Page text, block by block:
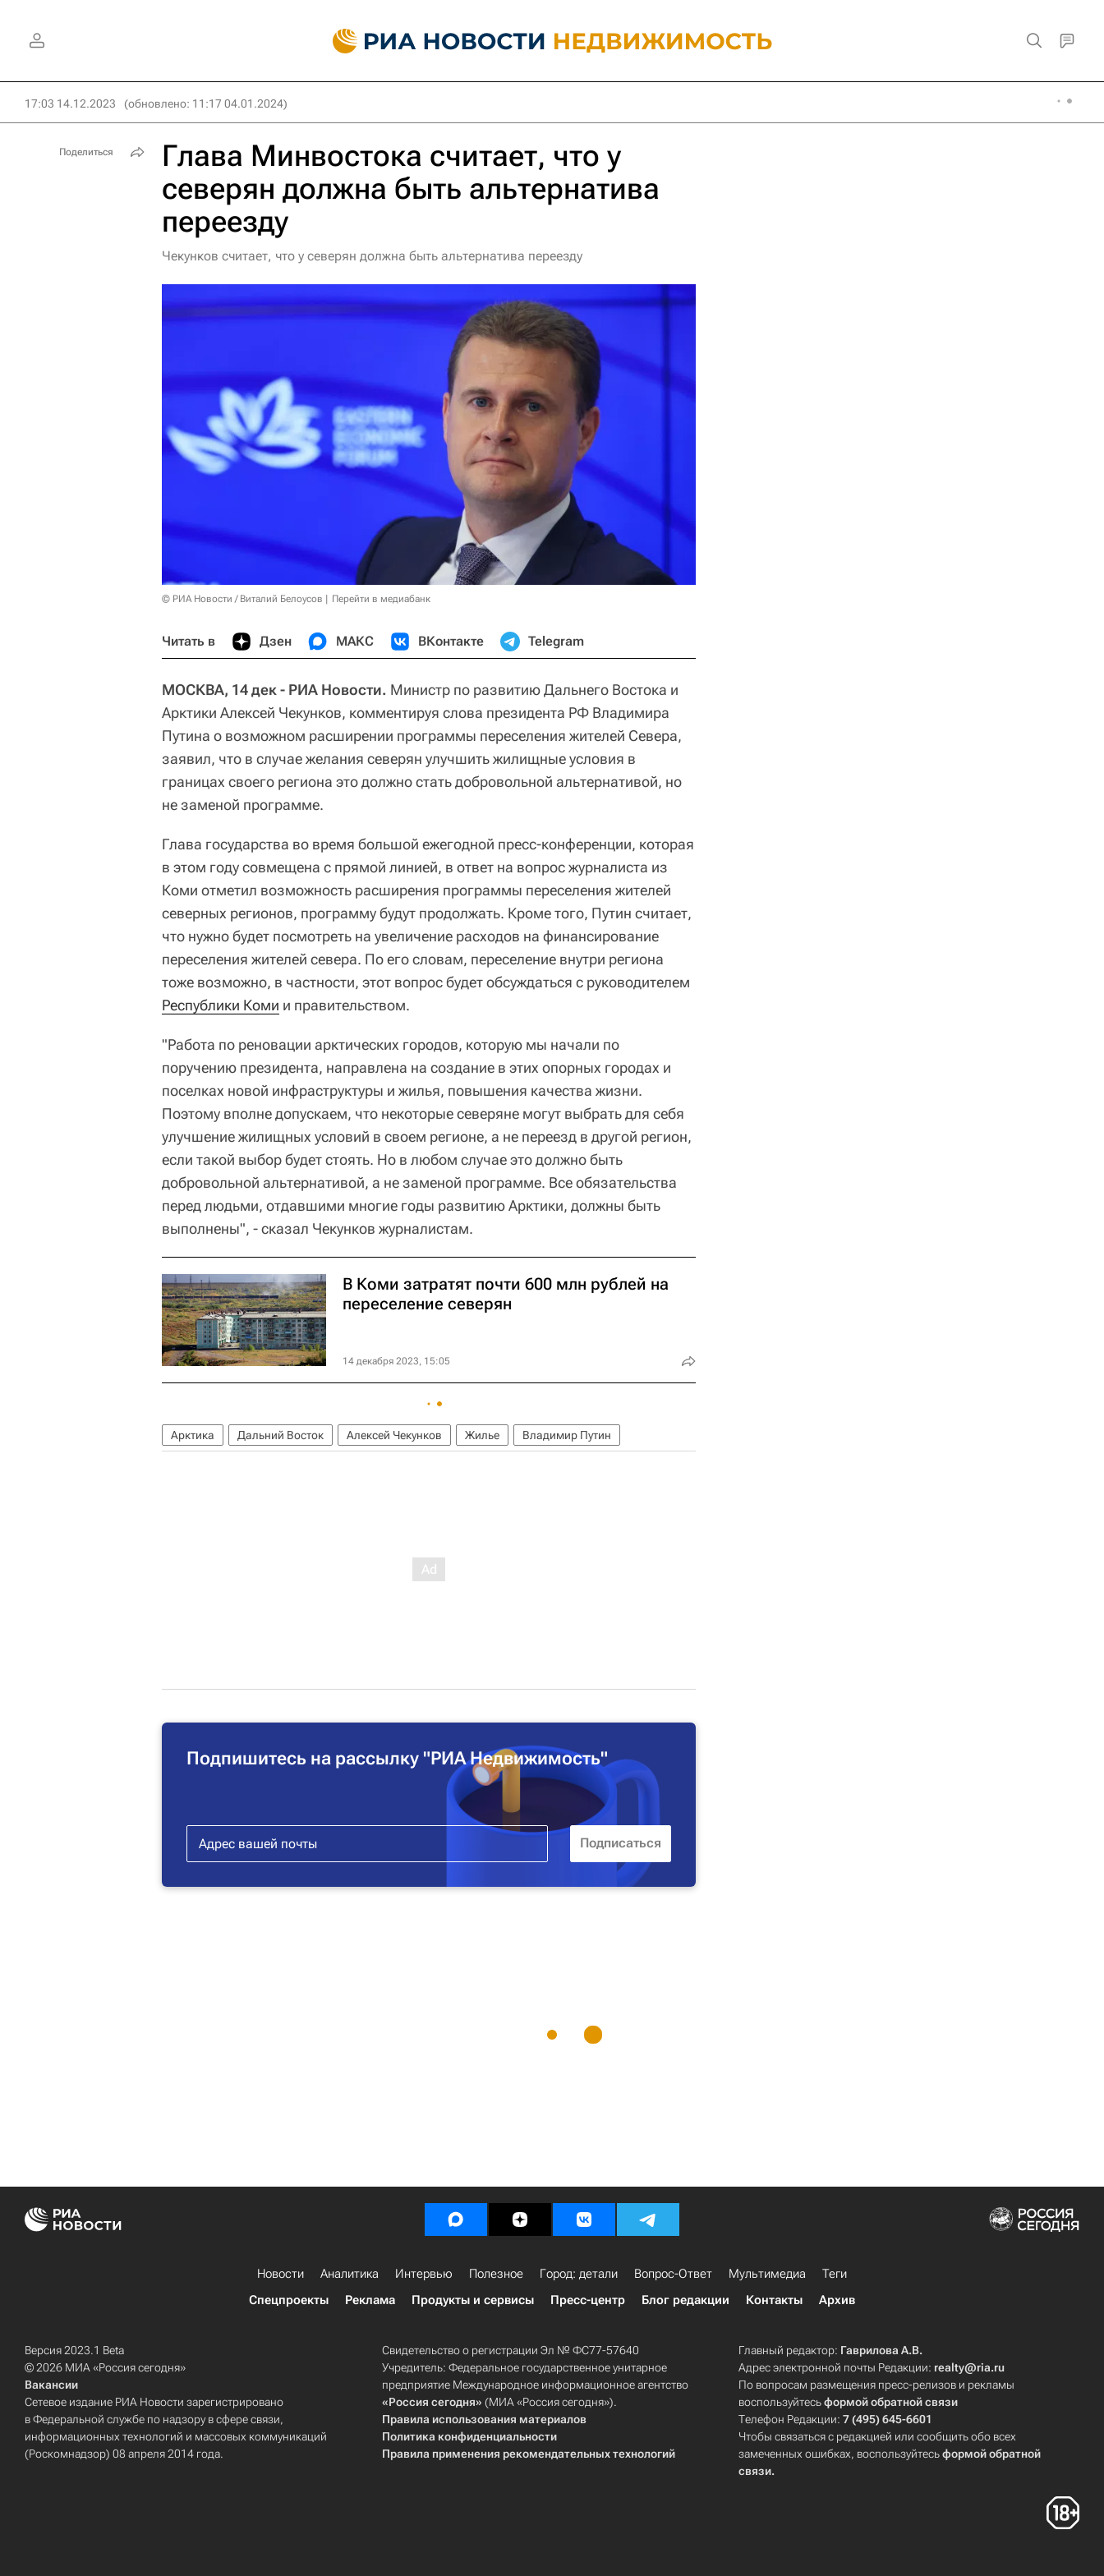
17:03 14.12.2023 (обновлено: 11:17 04.01.2024)
Глава Минвостока считает, что у
северян должна быть альтернатива
переезду
Чекунков считает, что у северян должна быть альтернатива переезду
© РИА Новости / Виталий Белоусов Перейти в медиабанк
Читать в Дзен МАКС ВКонтакте Telegram
МОСКВА, 14 дек - РИА Новости. Министр по развитию Дальнего Востока и
Арктики Алексей Чекунков, комментируя слова президента РФ Владимира
Путина о возможном расширении программы переселения жителей Севера,
заявил, что в случае желания северян улучшить жилищные условия в
границах своего региона это должно стать добровольной альтернативой, но
не заменой программе.
Глава государства во время большой ежегодной пресс-конференции, которая
в этом году совмещена с прямой линией, в ответ на вопрос журналиста из
Коми отметил возможность расширения программы переселения жителей
северных регионов, программу будут продолжать. Кроме того, Путин считает,
что нужно будет посмотреть на увеличение расходов на финансирование
переселения жителей севера. По его словам, переселение внутри региона
тоже возможно, в частности, этот вопрос будет обсуждаться с руководителем
Республики Коми и правительством.
"Работа по реновации арктических городов, которую мы начали по
поручению президента, направлена на создание в этих опорных городах и
поселках новой инфраструктуры и жилья, повышения качества жизни.
Поэтому вполне допускаем, что некоторые северяне могут выбрать для себя
улучшение жилищных условий в своем регионе, а не переезд в другой регион,
если такой выбор будет стоять. Но в любом случае это должно быть
добровольной альтернативой, а не заменой программе. Все обязательства
перед людьми, отдавшими многие годы развитию Арктики, должны быть
выполнены", - сказал Чекунков журналистам.
В Коми затратят почти 600 млн рублей на
переселение северян
14 декабря 2023, 15:05
Арктика Дальний Восток Алексей Чекунков Жилье Владимир Путин
Подпишитесь на рассылку "РИА Недвижимость"
Поделиться
Новости Аналитика Интервью Полезное Город: детали Вопрос-Ответ Мультимедиа
Теги
Спецпроекты
Реклама Продукты и сервисы Пресс-центр Блог редакции Контакты Архив
Версия 2023.1 Beta
© 2026 МИА «Россия сегодня»
Вакансии
Сетевое издание РИА Новости зарегистрировано
в Федеральной службе по надзору в сфере связи,
информационных технологий и массовых коммуникаций
(Роскомнадзор) 08 апреля 2014 года.
Свидетельство о регистрации Эл № ФС77-57640
Учредитель: Федеральное государственное унитарное
предприятие Международное информационное агентство
«Россия сегодня» (МИА «Россия сегодня»).
Правила использования материалов
Политика конфиденциальности
Правила применения рекомендательных технологий
Главный редактор: Гаврилова А.В.
Адрес электронной почты Редакции: realty@ria.ru
По вопросам размещения пресс-релизов и рекламы
воспользуйтесьформой обратной связи
Телефон Редакции:7 (495) 645-6601
Чтобы связаться с редакцией или сообщить обо всех
замеченных ошибках, воспользуйтесьформой обратной
связи.